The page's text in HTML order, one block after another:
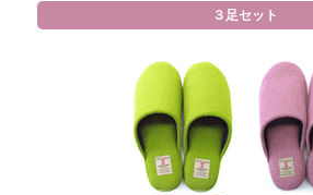
３足セット